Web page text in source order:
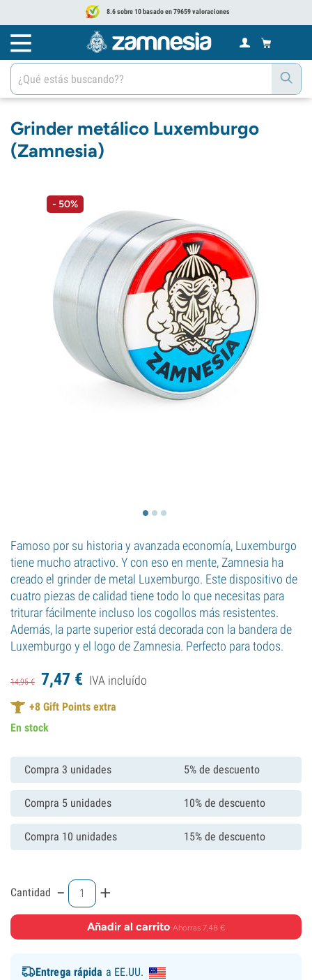
8.6 sobre 10 basado en 79659 valoraciones
Grinder metálico Luxemburgo
(Zamnesia)
- 50%
Famoso por su historia y avanzada economía, Luxemburgo
tiene mucho atractivo. Y con eso en mente, Zamnesia ha
creado el grinder de metal Luxemburgo. Este dispositivo de
cuatro piezas de calidad tiene todo lo que necesitas para
triturar fácilmente incluso los cogollos más resistentes.
Además, la parte superior está decorada con la bandera de
Luxemburgo y el logo de Zamnesia. Perfecto para todos.
14,95€ 7,47 € IVA incluído
+8 Gift Points extra
En stock
Compra 3 unidades 5% de descuento
Compra 5 unidades 10% de descuento
Compra 10 unidades 15% de descuento
Cantidad - +
Añadir al carrito·Ahorras 7,48 €
Entrega rápida a EE.UU.